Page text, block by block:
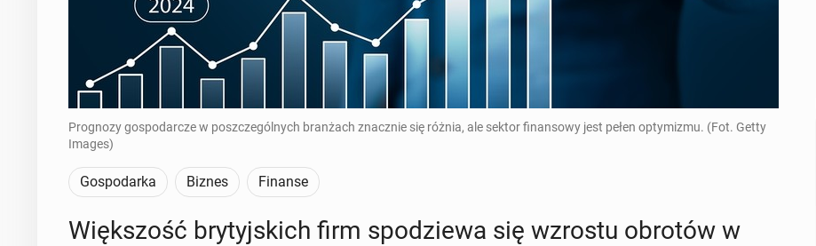
Prognozy gospodarcze w poszczególnych branżach znacznie się różnia, ale sektor finansowy jest pełen optymizmu. (Fot. Getty
Images)
Gospodarka Biznes Finanse
Więk­szość bry­tyj­skich firm spo­dzie­wa się wzrostu obrotów w